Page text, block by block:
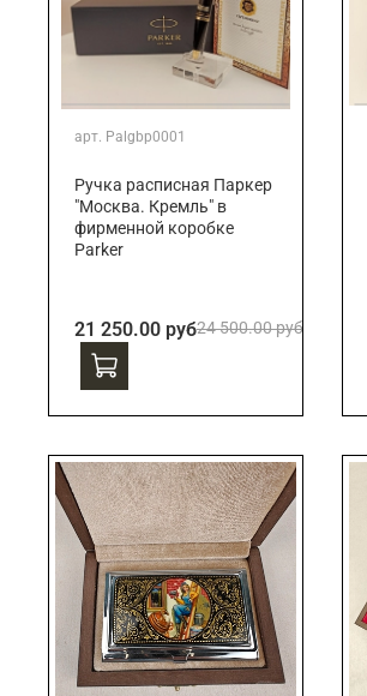
арт. Palgbp0001
Ручка расписная Паркер
"Москва. Кремль" в
фирменной коробке
Parker
21 250.00 руб24 500.00 руб